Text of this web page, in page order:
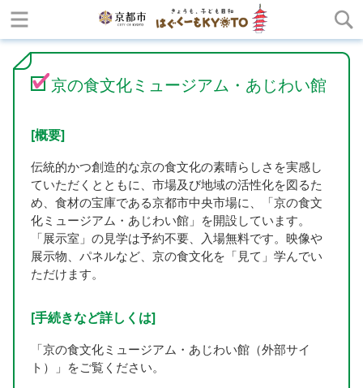
京の食文化ミュージアム・あじわい館
[概要]
伝統的かつ創造的な京の食文化の素晴らしさを実感し
ていただくとともに、市場及び地域の活性化を図るた
め、食材の宝庫である京都市中央市場に、「京の食文
化ミュージアム・あじわい館」を開設しています。
「展示室」の見学は予約不要、入場無料です。映像や
展示物、パネルなど、京の食文化を「見て」学んでい
ただけます。
[手続きなど詳しくは]
「京の食文化ミュージアム・あじわい館（外部サイ
ト）」をご覧ください。